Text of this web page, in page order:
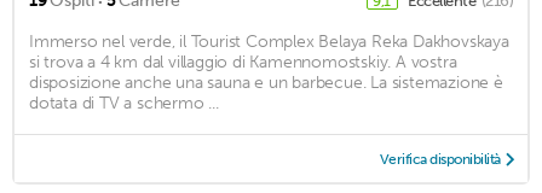
Immerso nel verde, il Tourist Complex Belaya Reka Dakhovskaya
si trova a 4 km dal villaggio di Kamennomostskiy. A vostra
disposizione anche una sauna e un barbecue. La sistemazione è
dotata di TV a schermo ...
Verifica disponibilità